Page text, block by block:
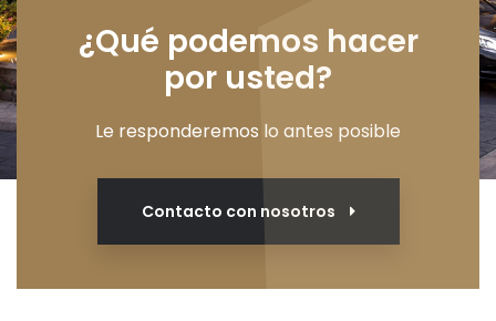
¿Qué podemos hacer
por usted?
Le responderemos lo antes posible
Contacto con nosotros